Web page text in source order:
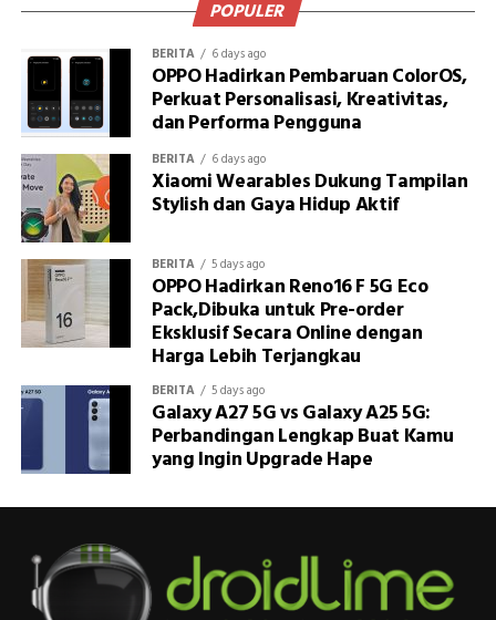
POPULER
BERITA 6 days ago
OPPO Hadirkan Pembaruan ColorOS,
Perkuat Personalisasi, Kreativitas,
dan Performa Pengguna
BERITA 6 days ago
Xiaomi Wearables Dukung Tampilan
Stylish dan Gaya Hidup Aktif
BERITA 5 days ago
OPPO Hadirkan Reno16 F 5G Eco
Pack,Dibuka untuk Pre-order
Eksklusif Secara Online dengan
Harga Lebih Terjangkau
BERITA 5 days ago
Galaxy A27 5G vs Galaxy A25 5G:
Perbandingan Lengkap Buat Kamu
yang Ingin Upgrade Hape